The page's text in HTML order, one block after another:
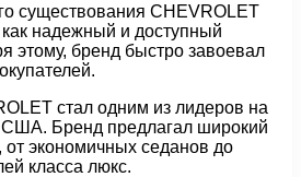
существования CHEVROLET
надежный и доступный
этому, бренд быстро завоевал
стал одним из лидеров на
Бренд предлагал широкий
экономичных седанов до
класса люкс.